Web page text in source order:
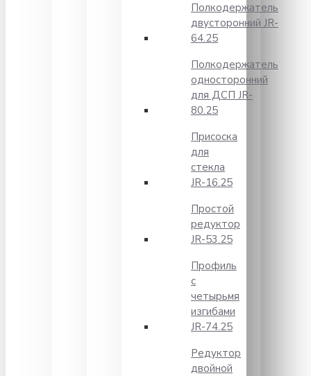
Полкодержатель
двусторонний JR-
64.25
Полкодержатель
односторонний
для ДСП JR-
80.25
Присоска
для
стекла
JR-16.25
Простой
редуктор
JR-53.25
Профиль
с
четырьмя
изгибами
JR-74.25
Редуктор
двойной